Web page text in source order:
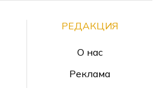
РЕДАКЦИЯ
О нас
Реклама